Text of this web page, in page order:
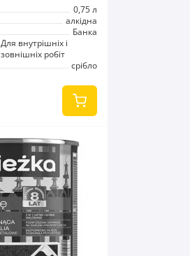
0,75 л
алкідна
Банка
Для внутрішніх і
зовнішніх робіт
срібло